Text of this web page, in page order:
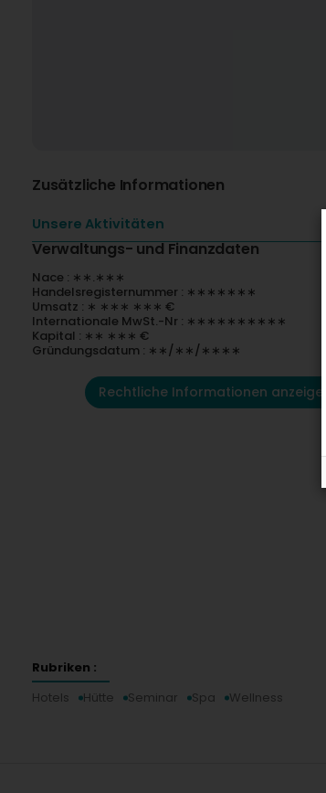
Zusätzliche Informationen
Unsere Aktivitäten
Verwaltungs- und Finanzdaten
Nace : ∗∗.∗∗∗
Handelsregisternummer : ∗∗∗∗∗∗∗
Umsatz : ∗ ∗∗∗ ∗∗∗ €
Internationale MwSt.-Nr : ∗∗∗∗∗∗∗∗∗∗
Kapital : ∗∗ ∗∗∗ €
Gründungsdatum : ∗∗/∗∗/∗∗∗∗
Rechtliche Informationen anzeigen
Rubriken :
Hotels
Hütte Seminar Spa Wellness